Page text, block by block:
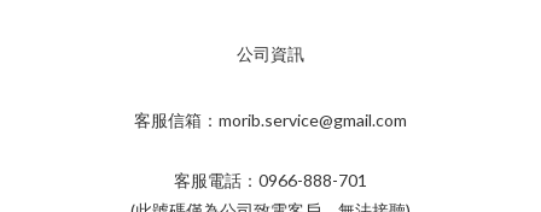
公司資訊
客服信箱：morib.service@gmail.com
客服電話：0966-888-701